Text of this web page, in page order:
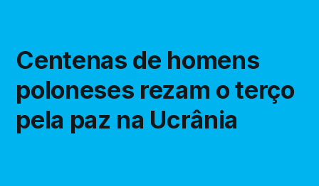
Centenas de homens
poloneses rezam o terço
pela paz na Ucrânia